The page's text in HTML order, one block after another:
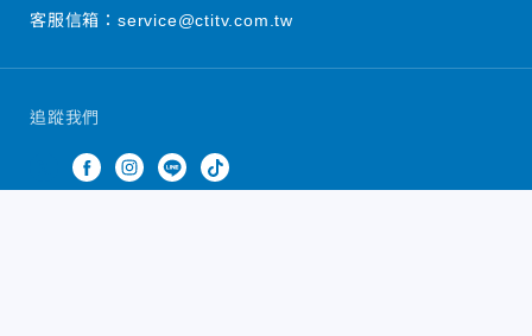
追蹤我們
客服信箱： service@ctitv.com.tw